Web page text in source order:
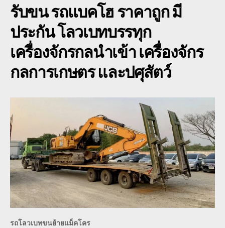
รับขน รถแบคโฮราคาถูก มี
ประกัน โลวเบทบรรทุก
เครื่องจักรกลนำเข้า เครื่องจักร
กลการเกษตร และปศุสัตว์
รถโลวเบทขนย้ายแม็คโคร